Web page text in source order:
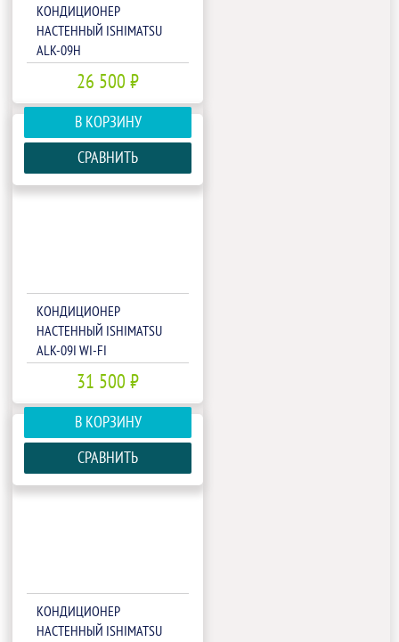
КОНДИЦИОНЕР
НАСТЕННЫЙ ISHIMATSU
ALK-09H
26 500 ₽
В КОРЗИНУ
СРАВНИТЬ
КОНДИЦИОНЕР
НАСТЕННЫЙ ISHIMATSU
ALK-09I WI-FI
31 500 ₽
В КОРЗИНУ
СРАВНИТЬ
КОНДИЦИОНЕР
НАСТЕННЫЙ ISHIMATSU